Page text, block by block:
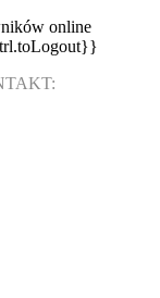
online